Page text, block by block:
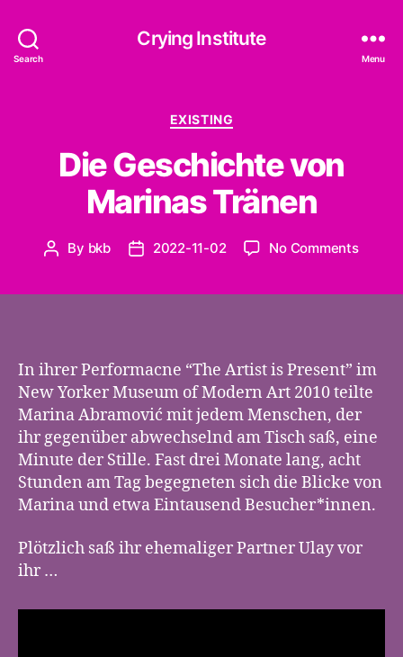
Search
Crying Institute
Menu
Categories
EXISTING
Die Geschichte von
Marinas Tränen
Post
By bkb
Post2022-11-02 No Commentson
In ihrer Performacne “The Artist is Present” im
New Yorker Museum of Modern Art 2010 teilte
Marina Abramović mit jedem Menschen, der
ihr gegenüber abwechselnd am Tisch saß, eine
Minute der Stille. Fast drei Monate lang, acht
Stunden am Tag begegneten sich die Blicke von
Marina und etwa Eintausend Besucher*innen.
Plötzlich saß ihr ehemaliger Partner Ulay vor
ihr …